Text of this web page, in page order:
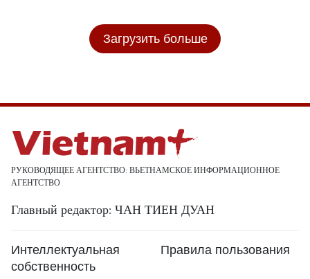
Загрузить больше
РУКОВОДЯЩЕЕ АГЕНТСТВО: ВЬЕТНАМСКОЕ ИНФОРМАЦИОННОЕ
АГЕНТСТВО
Главный редактор: ЧАН ТИЕН ДУАН
Интеллектуальная
собственность
Правила пользования